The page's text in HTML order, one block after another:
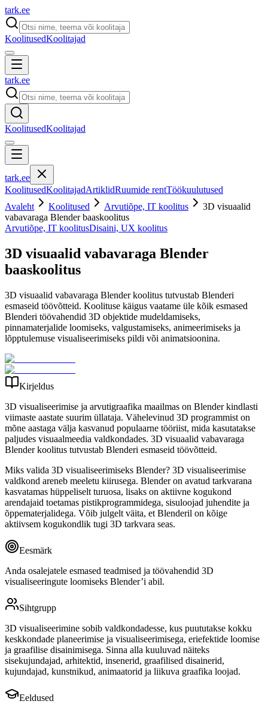
tark.ee
KoolitusedKoolitajad
tark.ee
KoolitusedKoolitajad
tark.ee
KoolitusedKoolitajadArtiklidRuumide rentTöökuulutused
Avaleht
Koolitused Arvutiõpe, IT koolitus
3D visuaalid
vabavaraga Blender baaskoolitus
Arvutiõpe, IT koolitusDisaini, UX koolitus
3D visuaalid vabavaraga Blender
baaskoolitus
3D visuaalid vabavaraga Blender koolitus tutvustab Blenderi
esmaseid töövõtteid. Koolituse käigus vaatame üle kõik esmased
Blenderi töövahendid 3D objektide mudeldamiseks,
pinnamaterjalide loomiseks, valgustamiseks, animeerimiseks ja
lõpptulemuse visualiseerimiseks pildi või animatsioonina.
Kirjeldus
3D visualiseerimise ja arvutigraafika maailmas on Blender kindlasti
viimaste aastate suurim üllataja. Vähelevinud 3D programmist on
mõne aastaga välja kasvanud populaarne tööriist, mida kasutatakse
paljudes visuaalmeedia valdkondades. 3D visuaalid vabavaraga
Blender koolitus tutvustab Blenderi esmaseid töövõtteid.
Miks valida 3D visualiseerimiseks Blender? 3D visualiseerimise
valdkond areneb meeletu kiirusega. Blender on avatud tarkvarana
kasvatamas hüppeliselt turuosa, lisaks on aktiivne kogukond
arendajaid toetamas pistikprogrammidega, sisuloojad juhendite ja
õppematerjalidega. Võib julgelt väita, et Blenderil on kõige
aktiivsem kogukondlik tugi 3D tarkvara seas.
Eesmärk
Anda osalejatele esmased teadmised ja töövahendid 3D
visualiseeringute loomiseks Blender’i abil.
Sihtgrupp
3D visualiseerimine sobib valdkondadesse, kus puututakse kokku
keskkondade planeerimise ja visualiseerimisega, eriefektide loomise
ja graafilise disainimisega. Sinna alla kuuluvad näiteks
sisekujundajad, arhitektid, insenerid, graafilised disainerid,
kujundajad, kunstnikud, animaatorid ja liikuva graafika loojad.
Eeldused